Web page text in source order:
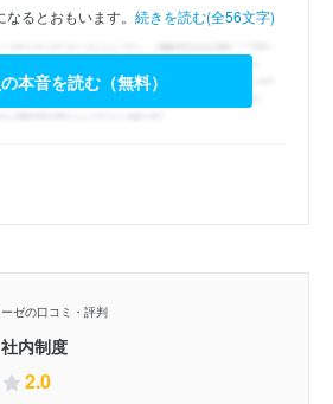
るとおもいます。 続きを読む(全56文字)
本音を読む（無料）
ゼの口コミ・評判
内制度
2.0